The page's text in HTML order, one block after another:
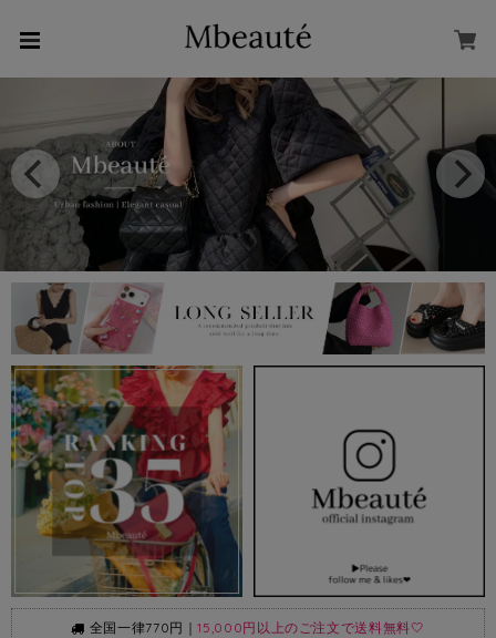
全国一律770円｜15,000円以上のご注文で送料無料🤍